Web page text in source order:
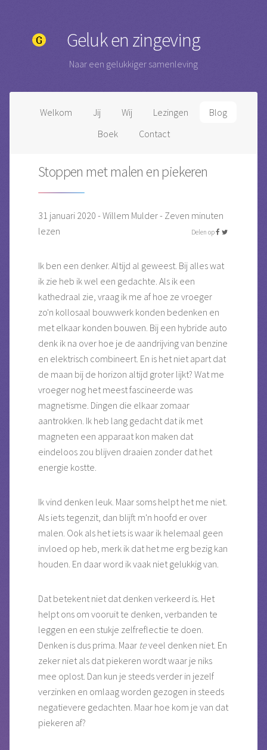
Geluk en zingeving
Naar een gelukkiger samenleving
Welkom Jij Wij Lezingen
Blog
Boek
Contact
Stoppen met malen en piekeren
31 januari 2020 - Willem Mulder - Zeven minuten
lezen
Delen op
Ik ben een denker. Altijd al geweest. Bij alles wat
ik zie heb ik wel een gedachte. Als ik een
kathedraal zie, vraag ik me af hoe ze vroeger
zo'n kollosaal bouwwerk konden bedenken en
met elkaar konden bouwen. Bij een hybride auto
denk ik na over hoe je de aandrijving van benzine
en elektrisch combineert. En is het niet apart dat
de maan bij de horizon altijd groter lijkt? Wat me
vroeger nog het meest fascineerde was
magnetisme. Dingen die elkaar zomaar
aantrokken. Ik heb lang gedacht dat ik met
magneten een apparaat kon maken dat
eindeloos zou blijven draaien zonder dat het
energie kostte.
Ik vind denken leuk. Maar soms helpt het me niet.
Als iets tegenzit, dan blijft m'n hoofd er over
malen. Ook als het iets is waar ik helemaal geen
invloed op heb, merk ik dat het me erg bezig kan
houden. En daar word ik vaak niet gelukkig van.
Dat betekent niet dat denken verkeerd is. Het
helpt ons om vooruit te denken, verbanden te
leggen en een stukje zelfreflectie te doen.
Denken is dus prima. Maar teveel denken niet. En
zeker niet als dat piekeren wordt waar je niks
mee oplost. Dan kun je steeds verder in jezelf
verzinken en omlaag worden gezogen in steeds
negatievere gedachten. Maar hoe kom je van dat
piekeren af?